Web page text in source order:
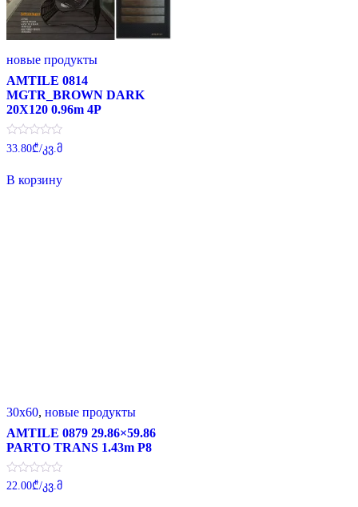
новые продукты
AMTILE 0814
MGTR_BROWN DARK
20X120 0.96m 4P
Оценка
0
5
33.80₾/კვ.მ
В корзину
30x60, новые продукты
AMTILE 0879 29.86×59.86
PARTO TRANS 1.43m P8
Оценка
0
22.00₾/კვ.მ